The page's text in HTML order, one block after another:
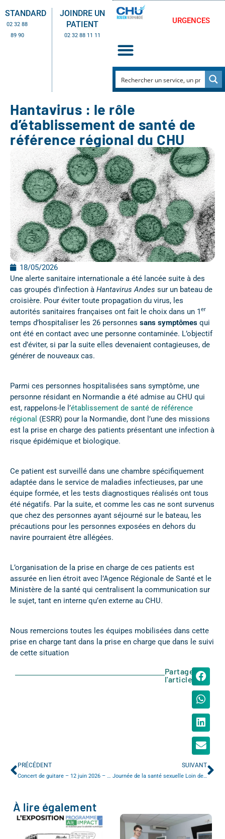
STANDARD
02 32 88
89 90
JOINDRE UN
PATIENT
02 32 88 11 11
URGENCES
Hantavirus : le rôle
d’établissement de santé de
référence régional du CHU
18/05/2026
Une alerte sanitaire internationale a été lancée suite à des
cas groupés d’infection à Hantavirus Andes sur un bateau de
croisière. Pour éviter toute propagation du virus, les
autorités sanitaires françaises ont fait le choix dans un 1er
temps d’hospitaliser les 26 personnes sans symptômes qui
ont été en contact avec une personne contaminée. L’objectif
est d’éviter, si par la suite elles devenaient contagieuses, de
générer de nouveaux cas.
Parmi ces personnes hospitalisées sans symptôme, une
personne résidant en Normandie a été admise au CHU qui
est, rappelons-le l’établissement de santé de référence
régional (ESRR) pour la Normandie, dont l’une des missions
est la prise en charge des patients présentant une infection à
risque épidémique et biologique.
Ce patient est surveillé dans une chambre spécifiquement
adaptée dans le service de maladies infectieuses, par une
équipe formée, et les tests diagnostiques réalisés ont tous
été négatifs. Par la suite, et comme les cas ne sont survenus
que chez des personnes ayant séjourné sur le bateau, les
précautions pour les personnes exposées en dehors du
navire pourraient être allégées.
L’organisation de la prise en charge de ces patients est
assurée en lien étroit avec l’Agence Régionale de Santé et le
Ministère de la santé qui centralisent la communication sur
le sujet, tant en interne qu’en externe au CHU.
Nous remercions toutes les équipes mobilisées dans cette
prise en charge tant dans la prise en charge que dans le suivi
de cette situation
Partager
l'article
PRÉCÉDENT
Concert de guitare – 12 juin 2026 – 18h30
SUIVANT
Journée de la santé sexuelle Loin des Tabous
À lire également